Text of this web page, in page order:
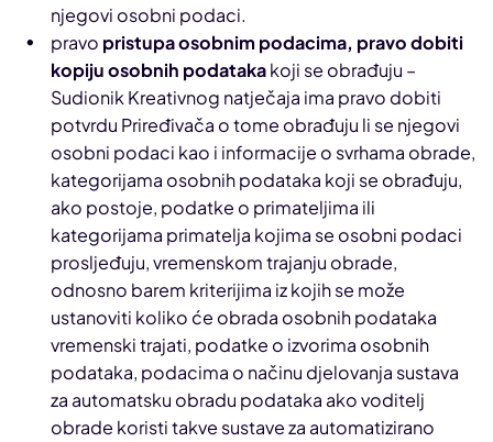
njegovi osobni podaci.
pravo pristupa osobnim podacima, pravo dobiti
kopiju osobnih podatakakoji se obrađuju –
Sudionik Kreativnog natječaja ima pravo dobiti
potvrdu Priređivača o tome obrađuju li se njegovi
osobni podaci kao i informacije o svrhama obrade,
kategorijama osobnih podataka koji se obrađuju,
ako postoje, podatke o primateljima ili
kategorijama primatelja kojima se osobni podaci
prosljeđuju, vremenskom trajanju obrade,
odnosno barem kriterijima iz kojih se može
ustanoviti koliko će obrada osobnih podataka
vremenski trajati, podatke o izvorima osobnih
podataka, podacima o načinu djelovanja sustava
za automatsku obradu podataka ako voditelj
obrade koristi takve sustave za automatizirano